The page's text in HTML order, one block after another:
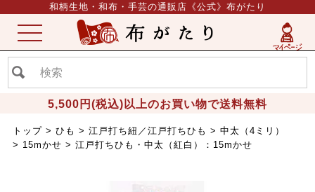
和柄生地・和布・手芸の通販店《公式》布がたり
5,500円(税込)以上のお買い物で送料無料
ME
NU
トップ ひも 江戸打ち紐／江戸打ちひも
中太（4ミリ）
15mかせ
江戸打ちひも・中太（紅白）：15mかせ